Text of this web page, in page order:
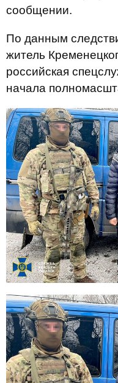
сообщении.
По данным
житель
российская
начала